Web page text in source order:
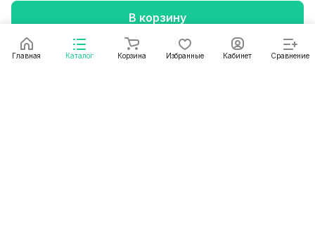
В корзину
Главная Каталог Корзина Избранные Кабинет Сравнение